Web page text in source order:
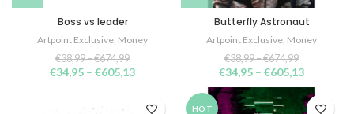
Boss vs leader
Artpoint Exclusive, Money
€38,99–€674,99
€34,95 – €605,13
Butterfly Astronaut
Artpoint Exclusive, Money
€38,99–€674,99
€34,95 – €605,13
HOT